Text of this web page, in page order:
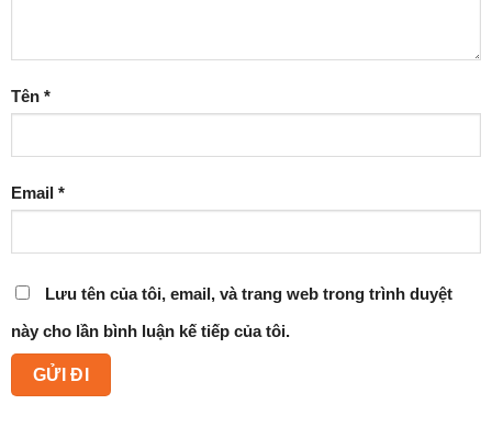
Tên *
Email *
Lưu tên của tôi, email, và trang web trong trình duyệt
này cho lần bình luận kế tiếp của tôi.